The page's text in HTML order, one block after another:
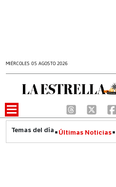
MIÉRCOLES 05 AGOSTO 2026
Últimas Noticias